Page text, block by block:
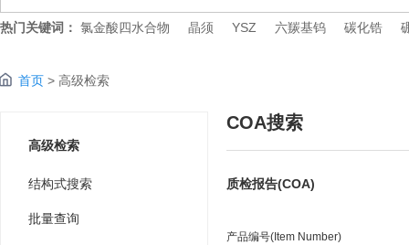
热门关键词： 氯金酸四水合物 晶须 YSZ 六羰基钨 碳化锆
首页 > 高级检索
高级检索
结构式搜索
批量查询
COA搜索
质检报告(COA)
产品编号(Item Number)